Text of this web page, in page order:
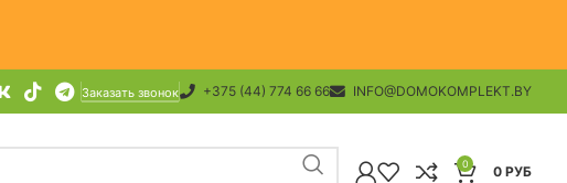
Заказать звонок +375 (44) 774 66 66 INFO@DOMOKOMPLEKT.BY
0 0 РУБ